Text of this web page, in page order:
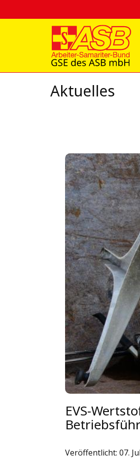
Aktuelles
EVS-
Veröffentlicht: 07.